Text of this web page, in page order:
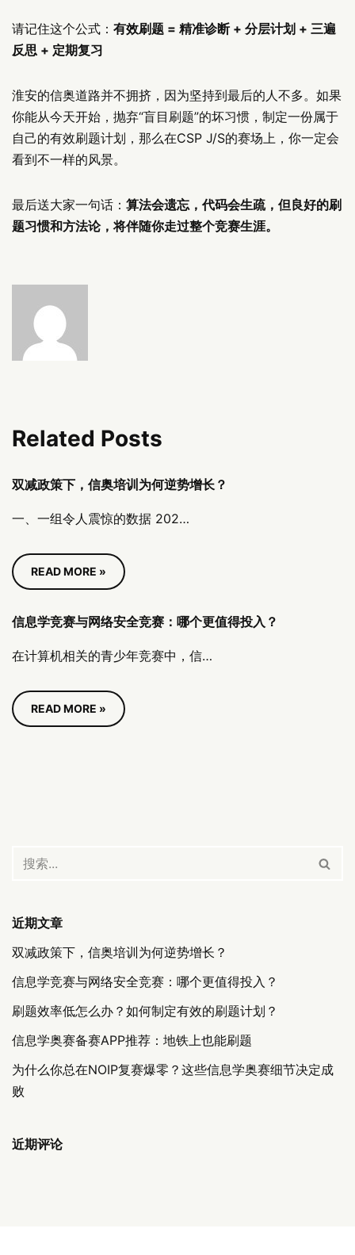
请记住这个公式： 有效刷题 = 精准诊断 + 分层计划 + 三遍
反思 + 定期复习
淮安的信奥道路并不拥挤，因为坚持到最后的人不多。如果
你能从今天开始，抛弃“盲目刷题”的坏习惯，制定一份属于
自己的有效刷题计划，那么在CSP J/S的赛场上，你一定会
看到不一样的风景。
最后送大家一句话： 算法会遗忘，代码会生疏，但良好的刷
题习惯和方法论，将伴随你走过整个竞赛生涯。
Related Posts
双减政策下，信奥培训为何逆势增长？
一、一组令人震惊的数据 202…
READ MORE »
信息学竞赛与网络安全竞赛：哪个更值得投入？
在计算机相关的青少年竞赛中，信…
READ MORE »
近期文章
双减政策下，信奥培训为何逆势增长？
信息学竞赛与网络安全竞赛：哪个更值得投入？
刷题效率低怎么办？如何制定有效的刷题计划？
信息学奥赛备赛APP推荐：地铁上也能刷题
为什么你总在NOIP复赛爆零？这些信息学奥赛细节决定成
败
近期评论